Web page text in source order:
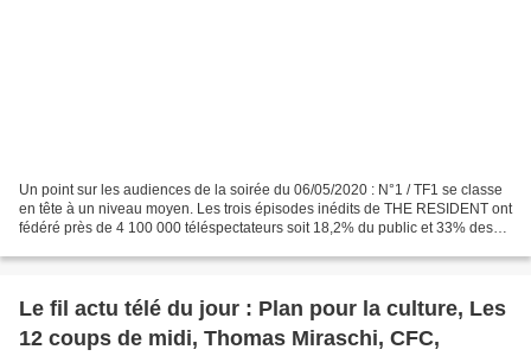
Un point sur les audiences de la soirée du 06/05/2020 : N°1 / TF1 se classe
en tête à un niveau moyen. Les trois épisodes inédits de THE RESIDENT ont
fédéré près de 4 100 000 téléspectateurs soit 18,2% du public et 33% des
Le fil actu télé du jour : Plan pour la culture, Les
12 coups de midi, Thomas Miraschi, CFC,